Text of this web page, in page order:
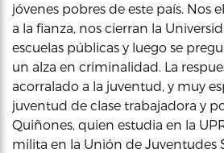
jóvenes pobres de este país. Nos
a la fianza, nos cierran la
escuelas públicas y luego se
un alza en criminalidad. La
acorralado a la juventud, y muy
juventud de clase trabajadora y
Quiñones, quien estudia en la
milita en la Unión de Juventudes